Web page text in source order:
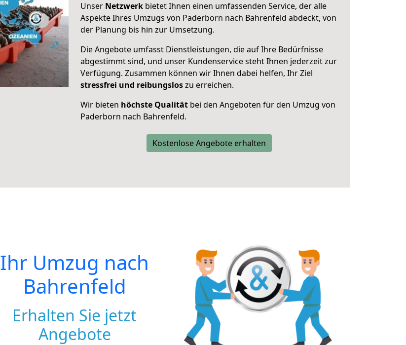
Unser Netzwerk bietet Ihnen einen umfassenden Service, der alle
Aspekte Ihres Umzugs von Paderborn nach Bahrenfeld abdeckt, von
der Planung bis hin zur Umsetzung.
Die Angebote umfasst Dienstleistungen, die auf Ihre Bedürfnisse
abgestimmt sind, und unser Kundenservice steht Ihnen jederzeit zur
Verfügung. Zusammen können wir Ihnen dabei helfen, Ihr Ziel
stressfrei und reibungsloszu erreichen.
Wir bieten höchste Qualität bei den Angeboten für den Umzug von
Paderborn nach Bahrenfeld.
Kostenlose Angebote erhalten
Ihr Umzug nach
Bahrenfeld
Erhalten Sie jetzt
Angebote